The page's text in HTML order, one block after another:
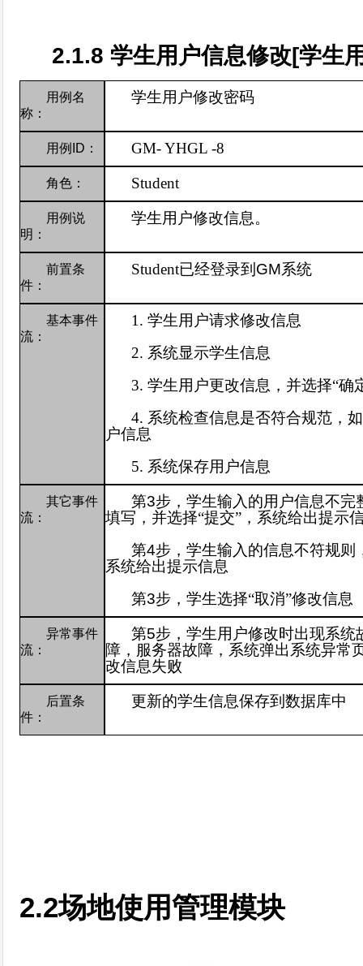
2.1.8学生用户信息修改[学生
用例名
称：
学生用户修改密码
用例 ID ： GM-YHGL -8
角色： Student
用例说
明：
学生用户修改信息。
前置条
件：
Student已经登录到 GM系统
基本事件
流：
1.学生用户请求修改信息
2. 系统显示学生信息
3.学生用户更改信息 ，并选择“确
4. 系统检查信息是否符合规范，
户信息
5. 系统保存用户信息
其它事件
流：
第3步，学生输入的用户信息不完
填写，并选择“提交”，系统给出提示
第4步，学生输入的信息不符规则
系统给出提示信息
第3步，学生选择“取消”修改信息
异常事件
流：
第5步，学生用户修改时出现系统
障，服务器故障，系统弹出系统异常
改信息失败
后置条
件：
更新的学生信息保存到数据库中
2.2场地使用管理模块